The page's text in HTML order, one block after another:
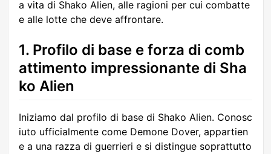
a vita di Shako Alien, alle ragioni per cui combatte
e alle lotte che deve affrontare.
1. Profilo di base e forza di comb
attimento impressionante di Sha
ko Alien
Iniziamo dal profilo di base di Shako Alien. Conosc
iuto ufficialmente come Demone Dover, appartien
e a una razza di guerrieri e si distingue soprattutto